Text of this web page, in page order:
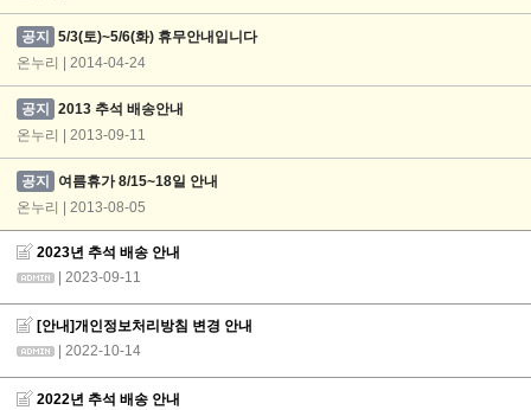
공지
5/3(토)~5/6(화) 휴무안내입니다
온누리 | 2014-04-24
공지
2013 추석 배송안내
온누리 | 2013-09-11
공지
여름휴가 8/15~18일 안내
온누리 | 2013-08-05
2023년 추석 배송 안내
| 2023-09-11
[안내]개인정보처리방침 변경 안내
| 2022-10-14
2022년 추석 배송 안내